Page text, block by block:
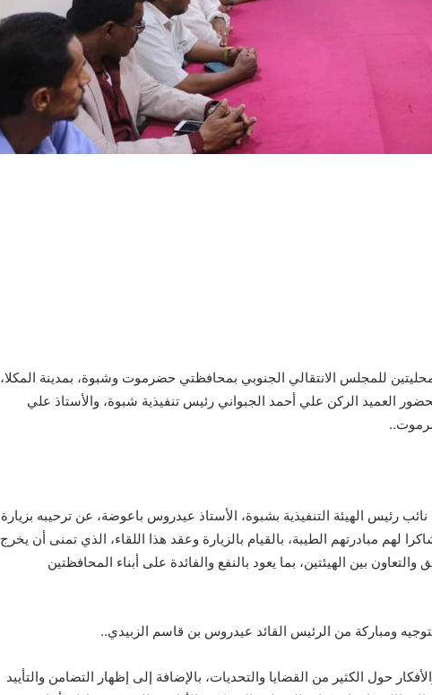
للمجلس الانتقالي الجنوبي بمحافظتي حضرموت وشبوة، بمدينة المكلا،
العميد الركن علي أحمد الجبواني رئيس تنفيذية شبوة، والأستاذ علي
رئيس الهيئة التنفيذية بشبوة، الأستاذ عيدروس باعوضة، عن ترحيبه بزيارة
لهم مبادرتهم الطيبة، بالقيام بالزيارة وعقد هذا اللقاء، الذي تمنى أن يخرج
بين الهيئتين، بما يعود بالنفع والفائدة على أبناء المحافظتين
بتوجيه ومباركة من الرئيس القائد عيدروس بن قاسم الزبيدي..
حول الكثير من القضايا والتحديات، بالإضافة إلى إظهار التضامن والتأييد